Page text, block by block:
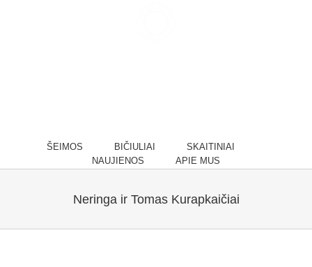
ŠEIMOS BIČIULIAI
SKAITINIAI
NAUJIENOS
APIE MUS
Neringa ir Tomas Kurapkaičiai